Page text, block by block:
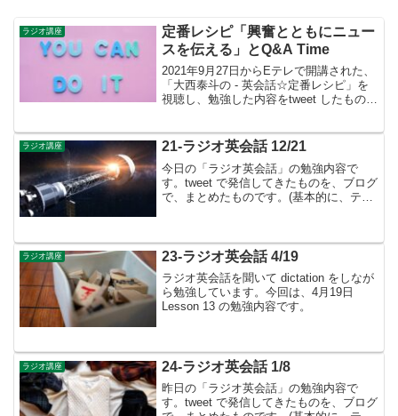
ラジオ講座
定番レシピ「興奮とともにニュー
スを伝える」とQ&A Time
2021年9月27日からEテレで開講された、
「大西泰斗の - 英会話☆定番レシピ」を
視聴し、勉強した内容をtweet したもの
ュースを伝える」についてまとめまし
た。「興...
ラジオ講座 21-ラジオ英会話 12/21
今日の「ラジオ英会話」の勉強内容で
す。tweet で発信してきたものを、ブログ
で、まとめたものです。(基本的に、テキ
lesson学...
ラジオ講座 23-ラジオ英会話 4/19
ラジオ英会話を聞いて dictation をしなが
ら勉強しています。今回は、4月19日
Lesson 13 の勉強内容です。
ラジオ講座 24-ラジオ英会話 1/8
昨日の「ラジオ英会話」の勉強内容で
す。tweet で発信してきたものを、ブログ